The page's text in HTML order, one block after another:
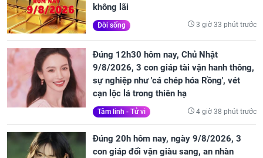
không lãi
Đời sống 3 giờ 33 phút trước
Đúng 12h30 hôm nay, Chủ Nhật
9/8/2026, 3 con giáp tài vận hanh thông,
sự nghiệp như 'cá chép hóa Rồng', vét
cạn lộc lá trong thiên hạ
Tâm linh - Tử vi 4 giờ 38 phút trước
Đúng 20h hôm nay, ngày 9/8/2026, 3
con giáp đổi vận giàu sang, an nhàn